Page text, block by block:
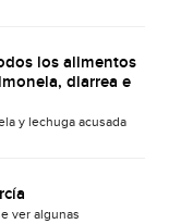
los alimentos
diarrea e
y lechuga acusada
ver algunas